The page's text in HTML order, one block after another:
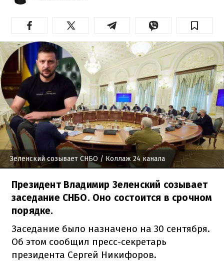
Зеленский созывает СНБО / Коллаж 24 канала
Президент Владимир Зеленский созывает
заседание СНБО. Оно состоится в срочном
порядке.
Заседание было назначено на 30 сентября.
Об этом сообщил пресс-секретарь
президента Сергей Никифоров.